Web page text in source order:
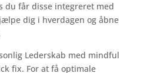
du får disse integreret med
dig i hverdagen og åbne
Lederskab med mindful
fix. For at få optimale